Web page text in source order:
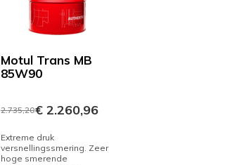
Motul Trans MB
85W90
2.735,20€ 2.260,96
Extreme druk
versnellingssmering. Zeer
hoge smerende